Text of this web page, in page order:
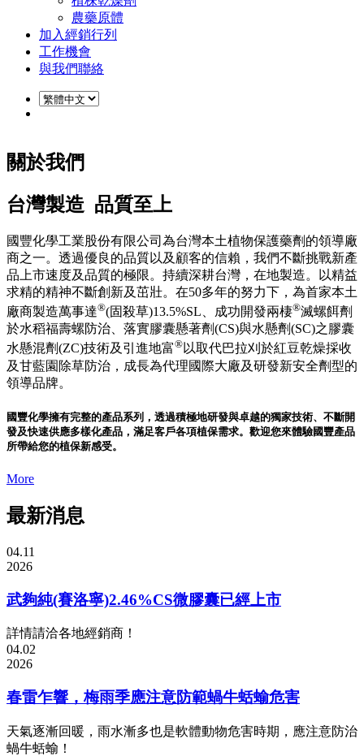
農藥原體
加入經銷行列
工作機會
與我們聯絡
關於我們
台灣製造 品質至上
國豐化學工業股份有限公司為台灣本土植物保護藥劑的領導廠
商之一。透過優良的品質以及顧客的信賴，我們不斷挑戰新產
品上市速度及品質的極限。持續深耕台灣，在地製造。以精益
求精的精神不斷創新及茁壯。在50多年的努力下，為首家本土
廠商製造萬事達®(固殺草)13.5%SL、成功開發兩棲®滅螺餌劑
於水稻福壽螺防治、落實膠囊懸著劑(CS)與水懸劑(SC)之膠囊
水懸混劑(ZC)技術及引進地富®以取代巴拉刈於紅豆乾燥採收
及甘藍園除草防治，成長為代理國際大廠及研發新安全劑型的
領導品牌。
國豐化學擁有完整的產品系列，透過積極地研發與卓越的獨家技術、不斷開
發及快速供應多樣化產品，滿足客戶各項植保需求。歡迎您來體驗國豐產品
所帶給您的植保新感受。
More
最新消息
04.11
2026
武夠純(賽洛寧)2.46%CS微膠囊已經上市
詳情請洽各地經銷商！
04.02
2026
春雷乍響，梅雨季應注意防範蝸牛蛞蝓危害
天氣逐漸回暖，雨水漸多也是軟體動物危害時期，應注意防治
蝸牛蛞蝓！